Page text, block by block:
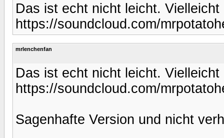
Das ist echt nicht leicht.
https://soundcloud.com/
mrlenchenfan
Das ist echt nicht leicht.
https://soundcloud.com/
Sagenhafte Version und nicht